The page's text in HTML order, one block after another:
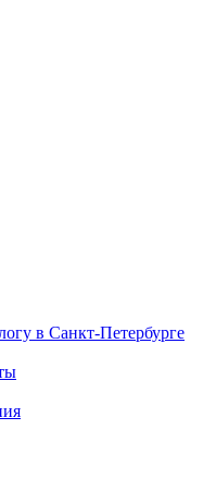
в Санкт-Петербурге